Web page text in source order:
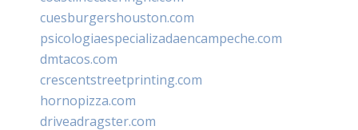
cuesburgershouston.com
psicologiaespecializadaencampeche.com
dmtacos.com
crescentstreetprinting.com
hornopizza.com
driveadragster.com